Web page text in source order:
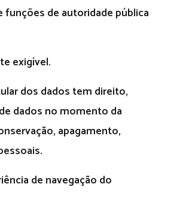
de autoridade pública
exigível.
dos dados tem direito,
dados no momento da
apagamento,
de navegação do